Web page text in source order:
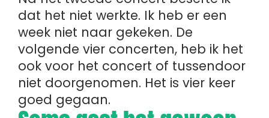
dat het niet werkte. Ik heb er een
week niet naar gekeken. De
volgende vier concerten, heb ik het
ook voor het concert of tussendoor
niet doorgenomen. Het is vier keer
goed gegaan.